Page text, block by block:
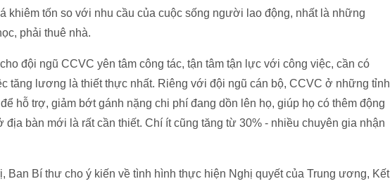
khiêm tốn so với nhu cầu của cuộc sống người lao động, nhất là những
phải thuê nhà.
đội ngũ CCVC yên tâm công tác, tận tâm tận lực với công việc, cần có
tăng lương là thiết thực nhất. Riêng với đội ngũ cán bộ, CCVC ở những tỉnh
hỗ trợ, giảm bớt gánh nặng chi phí đang dồn lên họ, giúp họ có thêm động
địa bàn mới là rất cần thiết. Chí ít cũng tăng từ 30% - nhiều chuyên gia nhận
Ban Bí thư cho ý kiến về tình hình thực hiện Nghị quyết của Trung ương, Kết